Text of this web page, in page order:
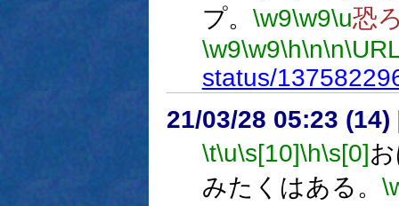
プ。 \w9\w9\u恐
\w9\w9\h\n\n
status/
21/03/28 05:23 (14)
\t\u\s[10]\h\s[0]
みたくはある。